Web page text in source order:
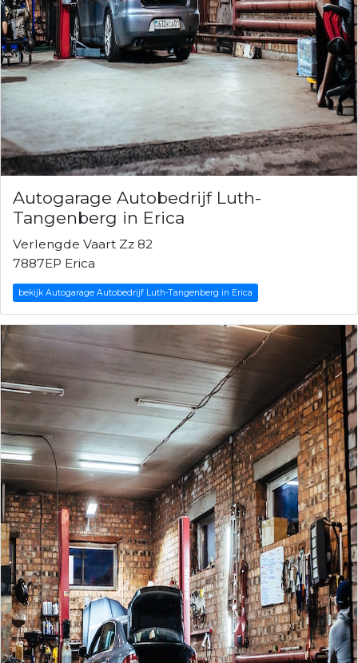
Autogarage Autobedrijf Luth-
Tangenberg in Erica
Verlengde Vaart Zz 82
7887EP Erica
bekijk Autogarage Autobedrijf Luth-Tangenberg in Erica